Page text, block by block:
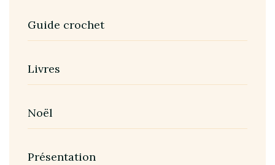
Guide crochet
Livres
Noël
Présentation